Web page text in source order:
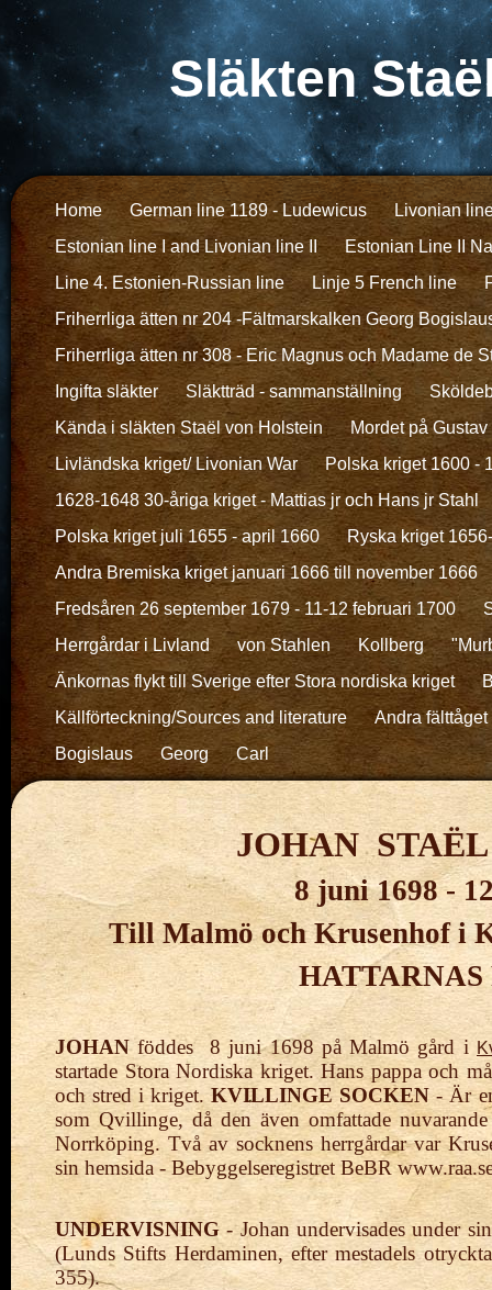
Släkten
Home German line 1189 - Ludewicus
Livonian
Estonian line I and Livonian line II
Estonian Line II
Line 4. Estonien-Russian line
Linje 5 French line
Friherrliga ätten nr 204 -Fältmarskalken Georg
Friherrliga ätten nr 308 - Eric Magnus och Madame de
Ingifta släkter
Släktträd - sammanställning
Kända i släkten Staël von Holstein
Mordet på
Livländska kriget/ Livonian War
Polska kriget 1600 -
1628-1648 30-åriga kriget - Mattias jr och Hans jr Stahl
Polska kriget juli 1655 - april 1660
Ryska kriget
Andra Bremiska kriget januari 1666 till november 1666
Fredsåren 26 september 1679 - 11-12 februari 1700
Herrgårdar i Livland
von Stahlen Kollberg
Änkornas flykt till Sverige efter Stora nordiska kriget
Källförteckning/Sources and literature
Andra
Bogislaus
Georg Carl
JOHAN
8 juni 1698 -
Till Malmö och Krusenhof i
JOHANföddes 8 juni 1698 på Malmö gård i
startade Stora Nordiska kriget. Hans pappa och
och stred i kriget.KVILLINGE SOCKEN- Är
som Qvillinge, då den även omfattade
Norrköping. Två av socknens herrgårdar var
sin hemsida - Bebyggelseregistret BeBR
UNDERVISNING - Johan undervisadesunder
(Lunds Stifts Herdaminen,efter mestadels
355).